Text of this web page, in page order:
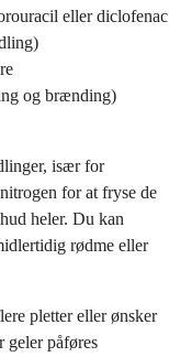
eller diclofenac
og brænding)
især for
for at fryse de
heler. Du kan
rødme eller
pletter eller ønsker
geler påføres